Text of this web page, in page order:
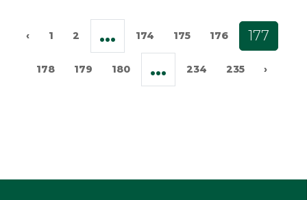
‹ 1 2 ... 174 175 176 177
178 179 180 ... 234 235 ›